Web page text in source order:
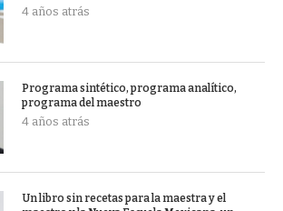
4 años atrás
Programa sintético, programa analítico,
programa del maestro
4 años atrás
Un libro sin recetas para la maestra y el